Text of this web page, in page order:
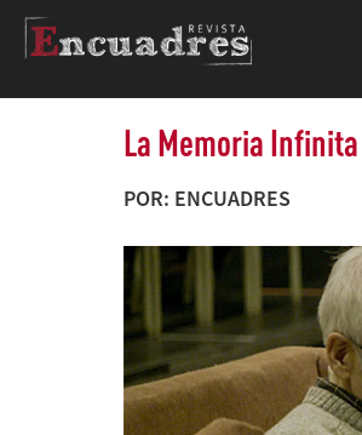
La Memoria
POR: ENCUADRES